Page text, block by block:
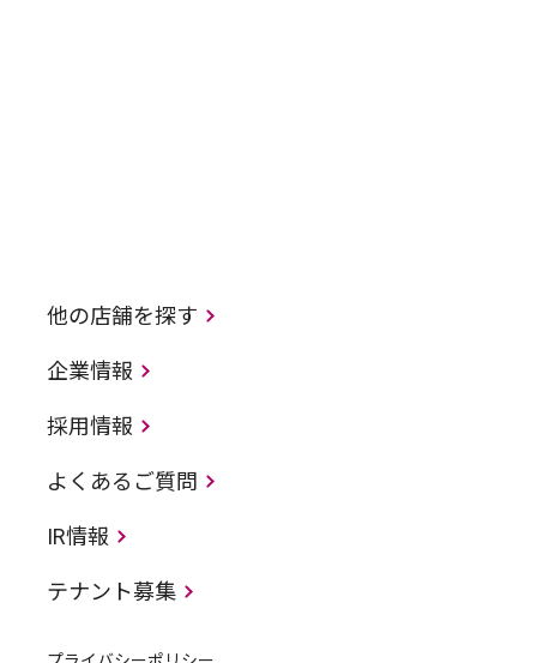
他の店舗を探す
企業情報
採用情報
よくあるご質問
IR情報
テナント募集